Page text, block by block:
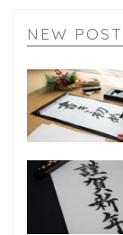
NEW POST